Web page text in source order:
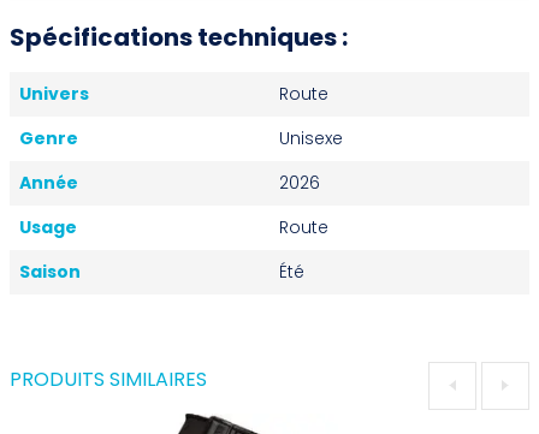
Spécifications techniques :
Univers
Route
Genre
Unisexe
Année
2026
Usage
Route
Saison
Été
PRODUITS SIMILAIRES